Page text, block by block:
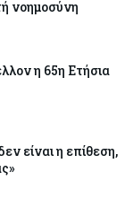
στις
νοημοσύνη
η 65η Ετήσια
είναι η επίθεση,